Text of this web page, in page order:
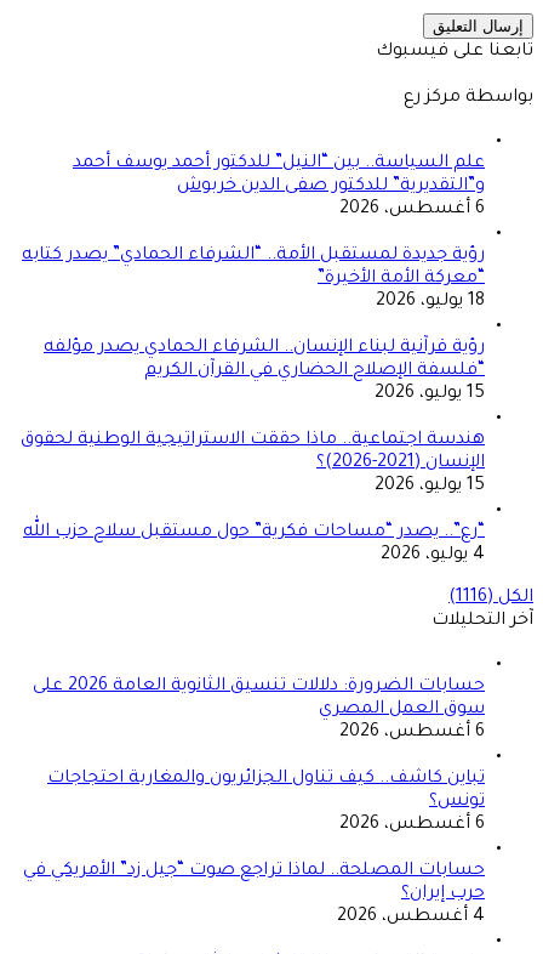
تابعنا على فيسبوك
بواسطة مركز رع
علم السياسة.. بين “النيل” للدكتور أحمد يوسف أحمد
و”التقديرية” للدكتور صفى الدين خربوش
6 أغسطس، 2026
رؤية جديدة لمستقبل الأمة.. “الشرفاء الحمادي” يصدر كتابه
“معركة الأمة الأخيرة”
18 يوليو، 2026
رؤية قرآنية لبناء الإنسان.. الشرفاء الحمادي يصدر مؤلفه
“فلسفة الإصلاح الحضاري في القرآن الكريم
15 يوليو، 2026
هندسة اجتماعية.. ماذا حققت الاستراتيجية الوطنية لحقوق
الإنسان (2021-2026)؟
15 يوليو، 2026
“رع”.. يصدر “مساحات فكرية” حول مستقبل سلاح حزب الله
4 يوليو، 2026
الكل (1116)
آخر التحليلات
حسابات الضرورة: دلالات تنسيق الثانوية العامة 2026 على
سوق العمل المصري
6 أغسطس، 2026
تباين كاشف.. كيف تناول الجزائريون والمغاربة احتجاجات
تونس؟
6 أغسطس، 2026
حسابات المصلحة.. لماذا تراجع صوت “جيل زد” الأمريكي في
حرب إيران؟
4 أغسطس، 2026